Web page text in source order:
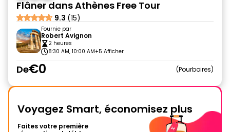
Flâner dans Athènes Free Tour
9.3 (15)
Fournie par
Robert Avignon
2 heures
8:30 AM, 10:00 AM+5 Afficher
De€0 Pourboires
Voyagez Smart, économisez plus
Faites votre première